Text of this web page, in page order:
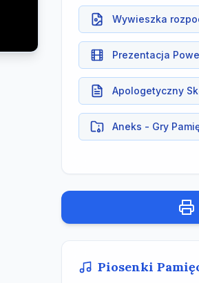
Wywieszka
Prezentacja
Apologetyczny
Aneks - Gry
Piosenki